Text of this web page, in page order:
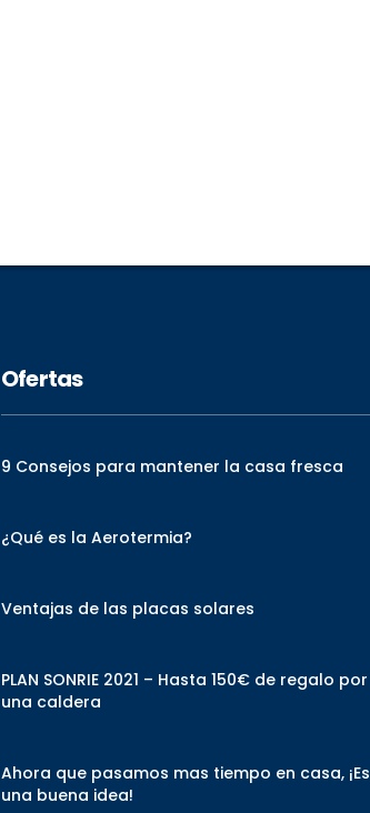
Ofertas
9 Consejos para mantener la casa fresca
¿Qué es la Aerotermia?
Ventajas de las placas solares
PLAN SONRIE 2021 – Hasta 150€ de regalo por
una caldera
Ahora que pasamos mas tiempo en casa, ¡Es
una buena idea!